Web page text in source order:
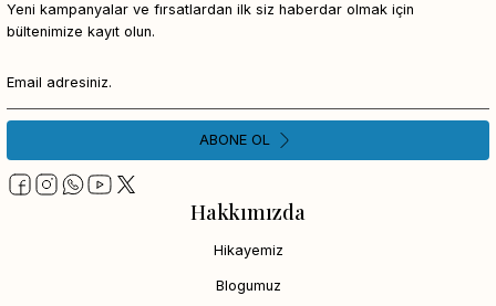
Hakkımızda
Hikayemiz
Blogumuz
Yeni kampanyalar ve fırsatlardan ilk siz haberdar olmak için
bültenimize kayıt olun.
ABONE OL